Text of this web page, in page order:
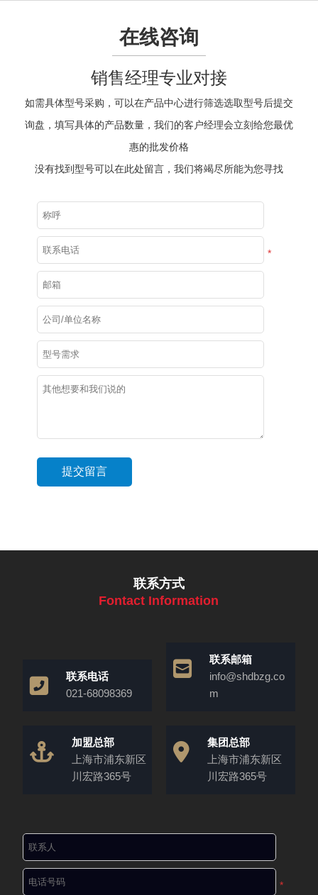
在线咨询
销售经理专业对接
如需具体型号采购，可以在产品中心进行筛选选取型号后提交
询盘，填写具体的产品数量，我们的客户经理会立刻给您最优
惠的批发价格
没有找到型号可以在此处留言，我们将竭尽所能为您寻找
*
联系方式
Fontact Information
联系电话
021-68098369
联系邮箱
info@shdbzg.co
m
加盟总部
上海市浦东新区
川宏路365号
集团总部
上海市浦东新区
川宏路365号
*